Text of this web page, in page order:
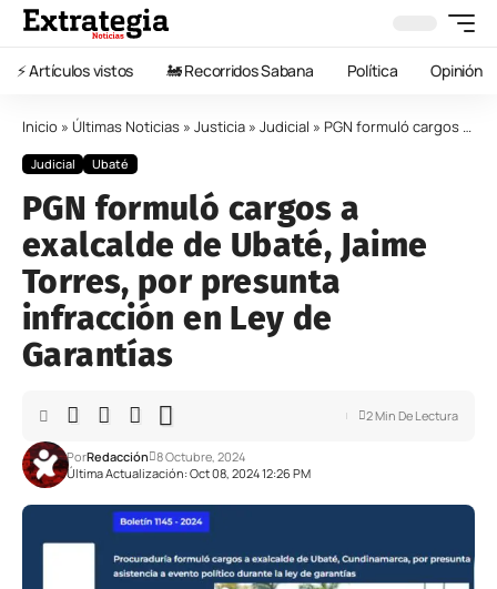
⚡️ Artículos vistos 🚂 Recorridos Sabana Política Opinión
Inicio » Últimas Noticias » Justicia » Judicial » PGN formuló cargos a exalcalde de Ubaté, Jaime Torres, por presunta infracción en Ley de Garantías
Judicial Ubaté
PGN formuló cargos a
exalcalde de Ubaté, Jaime
Torres, por presunta
infracción en Ley de
Garantías
Última Actualización: Oct 08, 2024 12:26 PM
PorRedacción 8 Octubre, 2024
2 Min De Lectura